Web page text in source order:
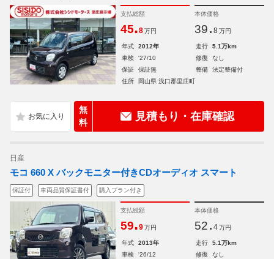
支払総額
45.8 万円
本体価格
39. 8 万円
年式 2012年 走行
5.1万km
車検
'27/10 修復
なし
保証
保証無 整備
法定整備付
住所
岡山県 浅口郡里庄町
無
料
見積もり・在庫確認
日産
モコ 660 X バックモニター付きCDオーディオ スマート
保証付 車両品質保証書付 購入プラン付き
支払総額
59.9 万円
本体価格
52. 4 万円
年式 2013年 走行
5.1万km
車検
'26/12 修復
なし